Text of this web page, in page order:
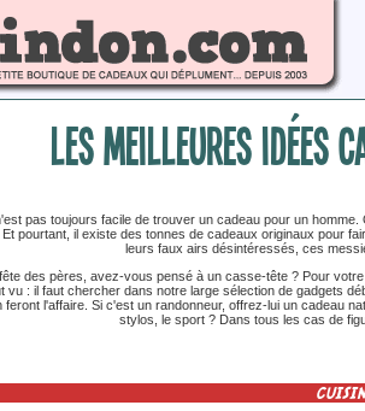
LES MEILLEURES IDÉES
pas toujours facile de trouver un cadeau pour un
pourtant, il existe des tonnes de cadeaux originaux pour
leurs faux airs désintéressés, ces
des pères, avez-vous pensé à un casse-tête ? Pour
vu : il faut chercher dans notre large sélection de gadgets
feront l'affaire. Si c'est un randonneur, offrez-lui un cadeau
stylos, le sport ? Dans tous les cas de